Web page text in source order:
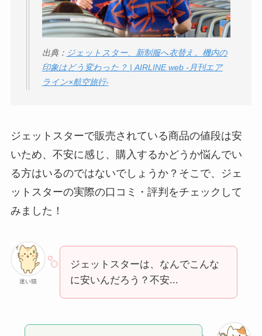
出典： ジェットスター、新制服へ衣替え。機内の
印象はどう変わった？ | AIRLINE web -月刊エア
ライン×航空旅行-
ジェットスターで販売されている商品の値段は安
いため、不安に感じ、購入するかどうか悩んでい
る方はいるのではないでしょうか？そこで、ジェ
ットスターの実際の口コミ・評判をチェックして
みました！
迷い猫
ジェットスターは、なんでこんな
に安いんだろう？不安...